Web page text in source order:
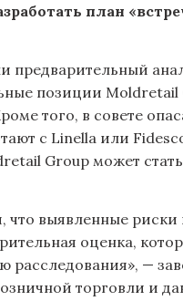
план
предварительный
позиции
того, в совете
с Linella или
Group может
что выявленные
оценка,
—
торговли и